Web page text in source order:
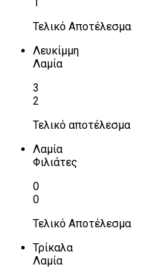
Τελικό Αποτέλεσμα
Λευκίμμη
Λαμία
3
2
Τελικό αποτέλεσμα
Λαμία
Φιλιάτες
0
0
Τελικό Αποτέλεσμα
Τρίκαλα
Λαμία